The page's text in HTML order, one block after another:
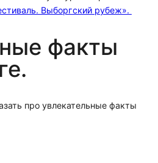
Выборгский рубеж».
факты
про увлекательные факты